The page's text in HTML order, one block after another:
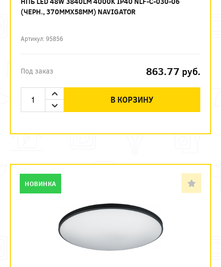
(ЧЕРН., 370ММХ58ММ) NAVIGATOR
Артикул: 95856
Под заказ 863.77 руб.
В КОРЗИНУ
НОВИНКА